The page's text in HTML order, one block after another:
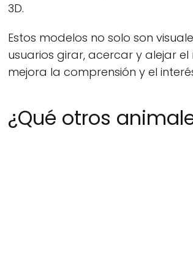
3D.
Estos modelos no solo son
usuarios girar, acercar y alejar
mejora la comprensión y el
¿Qué otros